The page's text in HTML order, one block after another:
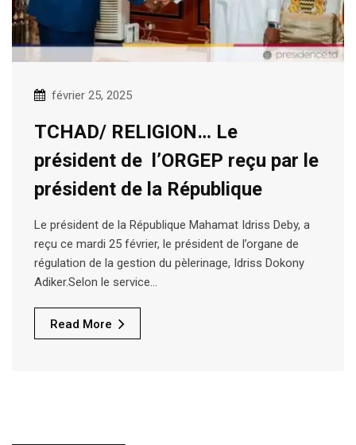
février 25, 2025
TCHAD/ RELIGION… Le
président de l’ORGEP reçu par le
président de la République
Le président de la République Mahamat Idriss Deby, a
reçu ce mardi 25 février, le président de l’organe de
régulation de la gestion du pèlerinage, Idriss Dokony
Adiker.Selon le service…
Read More